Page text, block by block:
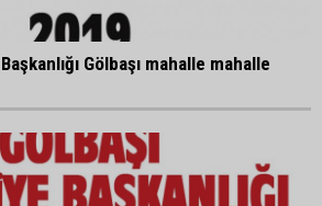
Gölbaşı mahalle mahalle